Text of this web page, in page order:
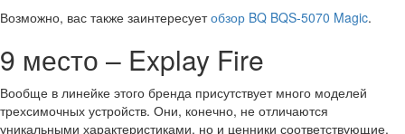
Возможно, вас также заинтересуетобзор BQ BQS-5070 Magic.
9 место – Explay Fire
Вообще в линейке этого бренда присутствует много моделей
трехсимочных устройств. Они, конечно, не отличаются
уникальными характеристиками, но и ценники соответствующие.